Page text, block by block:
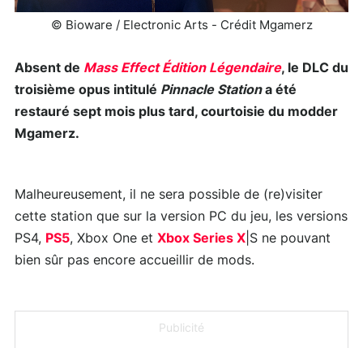
© Bioware / Electronic Arts - Crédit Mgamerz
Absent de Mass Effect Édition Légendaire, le DLC du
troisième opus intitulé Pinnacle Stationa été
restauré sept mois plus tard, courtoisie du modder
Mgamerz.
Malheureusement, il ne sera possible de (re)visiter
cette station que sur la version PC du jeu, les versions
PS4, PS5, Xbox One et Xbox Series X |S ne pouvant
bien sûr pas encore accueillir de mods.
Publicité